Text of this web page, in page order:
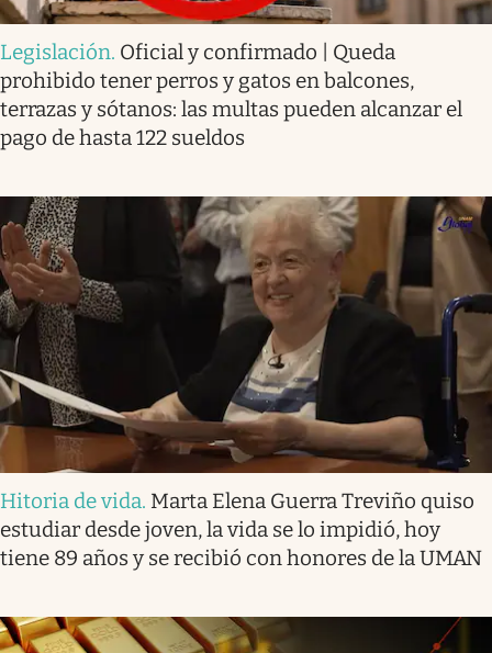
Legislación. Oficial y confirmado | Queda
prohibido tener perros y gatos en balcones,
terrazas y sótanos: las multas pueden alcanzar el
pago de hasta 122 sueldos
Hitoria de vida. Marta Elena Guerra Treviño quiso
estudiar desde joven, la vida se lo impidió, hoy
tiene 89 años y se recibió con honores de la UMAN